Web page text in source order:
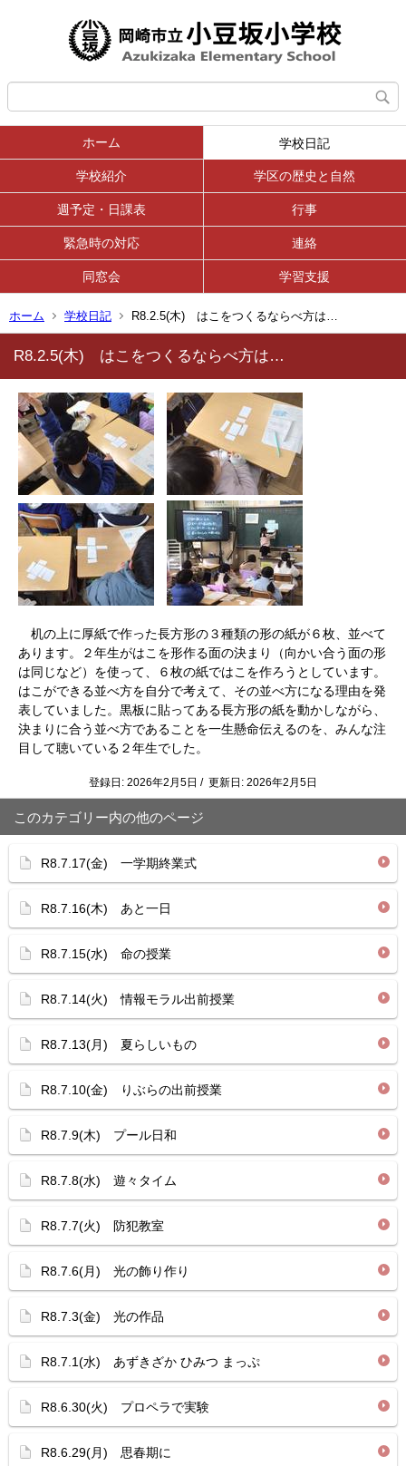
ホーム 学校日記
学校紹介 学区の歴史と自然
週予定・日課表 行事
緊急時の対応 連絡
同窓会 学習支援
ホーム 学校日記 R8.2.5(木) はこをつくるならべ方は…
R8.2.5(木) はこをつくるならべ方は…
机の上に厚紙で作った長方形の３種類の形の紙が６枚、並べて
あります。２年生がはこを形作る面の決まり（向かい合う面の形
は同じなど）を使って、６枚の紙ではこを作ろうとしています。
はこができる並べ方を自分で考えて、その並べ方になる理由を発
表していました。黒板に貼ってある長方形の紙を動かしながら、
決まりに合う並べ方であることを一生懸命伝えるのを、みんな注
目して聴いている２年生でした。
登録日: 2026年2月5日 / 更新日: 2026年2月5日
このカテゴリー内の他のページ
R8.7.17(金) 一学期終業式
R8.7.16(木) あと一日
R8.7.15(水) 命の授業
R8.7.14(火) 情報モラル出前授業
R8.7.13(月) 夏らしいもの
R8.7.10(金) りぶらの出前授業
R8.7.9(木) プール日和
R8.7.8(水) 遊々タイム
R8.7.7(火) 防犯教室
R8.7.6(月) 光の飾り作り
R8.7.3(金) 光の作品
R8.7.1(水) あずきざか ひみつ まっぷ
R8.6.30(火) プロペラで実験
R8.6.29(月) 思春期に